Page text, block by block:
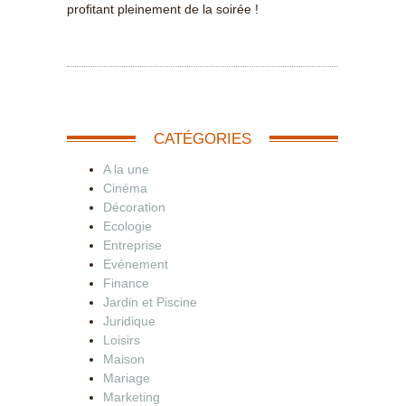
profitant pleinement de la soirée !
CATÉGORIES
A la une
Cinéma
Décoration
Ecologie
Entreprise
Evénement
Finance
Jardin et Piscine
Juridique
Loisirs
Maison
Mariage
Marketing